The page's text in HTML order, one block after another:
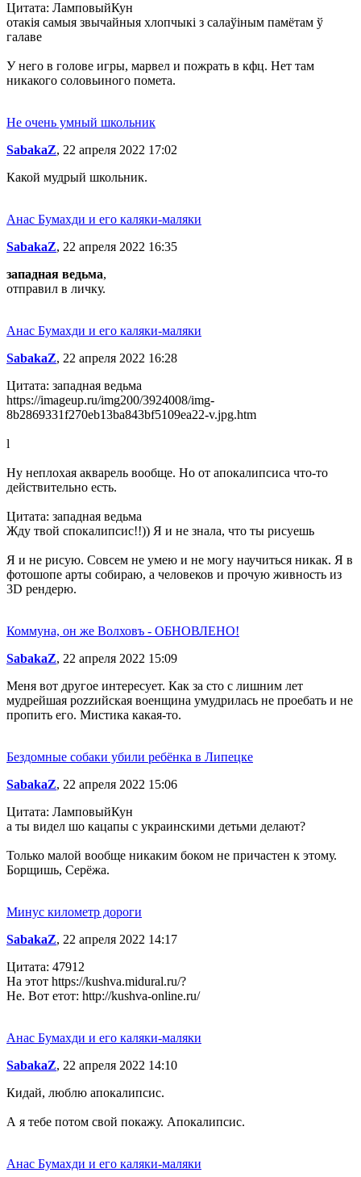
Цитата: ЛамповыйКун
отакія самыя звычайныя хлопчыкі з салаўіным памётам ў
галаве
У него в голове игры, марвел и пожрать в кфц. Нет там
никакого соловьиного помета.
Не очень умный школьник
SabakaZ, 22 апреля 2022 17:02
Какой мудрый школьник.
Анас Бумахди и его каляки-маляки
SabakaZ, 22 апреля 2022 16:35
западная ведьма,
отправил в личку.
Анас Бумахди и его каляки-маляки
SabakaZ, 22 апреля 2022 16:28
Цитата: западная ведьма
https://imageup.ru/img200/3924008/img-
8b2869331f270eb13ba843bf5109ea22-v.jpg.htm
l
Ну неплохая акварель вообще. Но от апокалипсиса что-то
действительно есть.
Цитата: западная ведьма
Жду твой спокалипсис!!)) Я и не знала, что ты рисуешь
Я и не рисую. Совсем не умею и не могу научиться никак. Я в
фотошопе арты собираю, а человеков и прочую живность из
3D рендерю.
Коммуна, он же Волховъ - ОБНОВЛЕНО!
SabakaZ, 22 апреля 2022 15:09
Меня вот другое интересует. Как за сто с лишним лет
мудрейшая роzzийская военщина умудрилась не проебать и не
пропить его. Мистика какая-то.
Бездомные собаки убили ребёнка в Липецке
SabakaZ, 22 апреля 2022 15:06
Цитата: ЛамповыйКун
а ты видел шо кацапы с украинскими детьми делают?
Только малой вообще никаким боком не причастен к этому.
Борщишь, Серёжа.
Минус километр дороги
SabakaZ, 22 апреля 2022 14:17
Цитата: 47912
На этот https://kushva.midural.ru/?
Не. Вот етот: http://kushva-online.ru/
Анас Бумахди и его каляки-маляки
SabakaZ, 22 апреля 2022 14:10
Кидай, люблю апокалипсис.
А я тебе потом свой покажу. Апокалипсис.
Анас Бумахди и его каляки-маляки